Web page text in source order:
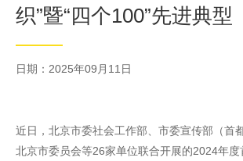
织”暨“四个100”先进典型
日期：2025年09月11日
近日，北京市委社会工作部、市委宣传部（首
北京市委员会等26家单位联合开展的2024年度